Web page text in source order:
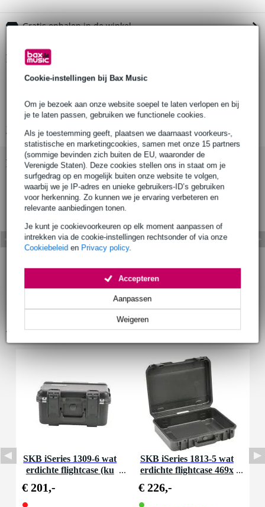
Cookie-instellingen bij Bax Music
Om je bezoek aan onze website soepel te laten verlopen en bij
je te laten passen, gebruiken we functionele cookies.
Als je toestemming geeft, plaatsen we daarnaast voorkeurs-,
statistische en marketingcookies, samen met onze 15 partners
(sommige bevinden zich buiten de EU, waaronder de
Verenigde Staten). Deze cookies stellen ons in staat om je
surfgedrag op en mogelijk buiten onze website te volgen,
waarbij we je IP-adres en unieke gebruikers-ID’s gebruiken
voor herkenning. Zo kunnen we je ervaring verbeteren en
relevante aanbiedingen tonen.
Je kunt je cookievoorkeuren op elk moment aanpassen of
intrekken via de cookie-instellingen rechtsonder of via onze
Cookiebeleid en Privacy policy.
Weigeren
Aanpassen
Accepteren
Gratis ophalen in de winkel
Productinformatie
ronde hijsband
met staal binnenin
Bekijk alle productspecificaties
Bekijk ook eens (4)
Accessoires (2)
SKB iSeries 1309-6 wat
erdichte flightcase (ku
€ 201,-
SKB iSeries 1813-5 wat
erdichte flightcase 469x
€ 226,-